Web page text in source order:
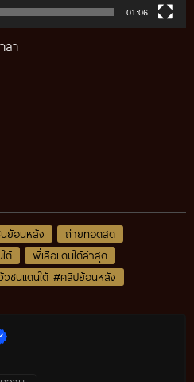
01:06
ลา
ย้อนหลัง
ถ่ายทอดสด
ต้
พี่เสือแดนใต้ล่าสุด
วชนแดนใต้ #คลิปย้อนหลัง